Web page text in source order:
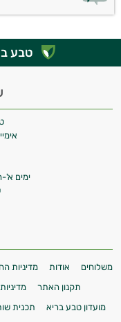
טבע
ימים א'-ה'
משלוחים אודות מדיניות
תקנון האתר
מועדון טבע בריא
תכנית